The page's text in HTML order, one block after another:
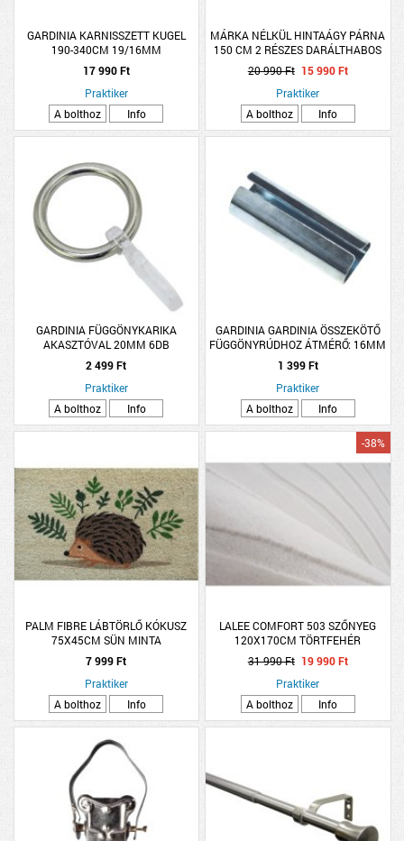
GARDINIA KARNISSZETT KUGEL
190-340CM 19/16MM
TELESZKÓPOS, FÉM, NEMESACÉL
17 990 Ft
Praktiker
A bolthoz
Info
MÁRKA NÉLKÜL HINTAÁGY PÁRNA
150 CM 2 RÉSZES DARÁLTHABOS
20 990 Ft 15 990 Ft
Praktiker
A bolthoz
Info
GARDINIA FÜGGÖNYKARIKA
AKASZTÓVAL 20MM 6DB
2 499 Ft
Praktiker
A bolthoz
Info
GARDINIA GARDINIA ÖSSZEKÖTŐ
FÜGGÖNYRÚDHOZ ÁTMÉRŐ: 16MM
1 399 Ft
Praktiker
A bolthoz
Info
PALM FIBRE LÁBTÖRLŐ KÓKUSZ
75X45CM SÜN MINTA
7 999 Ft
Praktiker
A bolthoz
Info
LALEE COMFORT 503 SZŐNYEG
120X170CM TÖRTFEHÉR
-38%
31 990 Ft 19 990 Ft
Praktiker
A bolthoz
Info